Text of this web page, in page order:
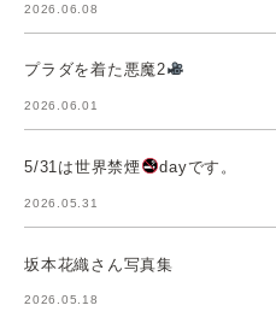
2026.06.08
プラダを着た悪魔2
2026.06.01
5/31は世界禁煙 dayです。
2026.05.31
坂本花織さん写真集
2026.05.18